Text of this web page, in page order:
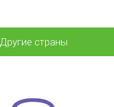
Другие страны